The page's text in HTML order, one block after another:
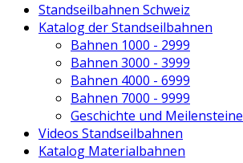
Standseilbahnen Schweiz
Katalog der Standseilbahnen
Bahnen 1000 - 2999
Bahnen 3000 - 3999
Bahnen 4000 - 6999
Bahnen 7000 - 9999
Geschichte und Meilensteine
Videos Standseilbahnen
Katalog Materialbahnen